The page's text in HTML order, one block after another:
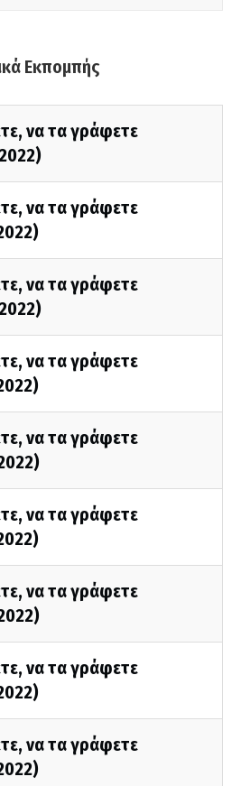
Εκπομπής
να τα γράφετε
να τα γράφετε
να τα γράφετε
να τα γράφετε
να τα γράφετε
να τα γράφετε
να τα γράφετε
να τα γράφετε
να τα γράφετε